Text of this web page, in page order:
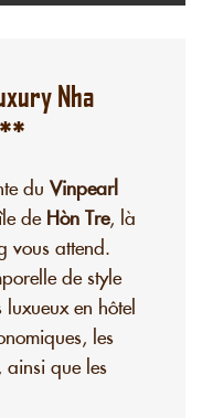
Nha
duVinpearl
de Hòn Tre, là
vous attend.
de style
en hôtel
les
ainsi que les